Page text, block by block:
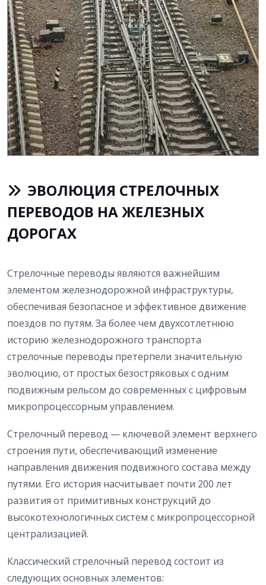
ЭВОЛЮЦИЯ СТРЕЛОЧНЫХ
ПЕРЕВОДОВ НА ЖЕЛЕЗНЫХ
ДОРОГАХ
Стрелочные переводы являются важнейшим
элементом железнодорожной инфраструктуры,
обеспечивая безопасное и эффективное движение
поездов по путям. За более чем двухсотлетнюю
историю железнодорожного транспорта
стрелочные переводы претерпели значительную
эволюцию, от простых безостряковых с одним
подвижным рельсом до современных с цифровым
микропроцессорным управлением.
Стрелочный перевод — ключевой элемент верхнего
строения пути, обеспечивающий изменение
направления движения подвижного состава между
путями. Его история насчитывает почти 200 лет
развития от примитивных конструкций до
высокотехнологичных систем с микропроцессорной
централизацией.
Классический стрелочный перевод состоит из
следующих основных элементов: